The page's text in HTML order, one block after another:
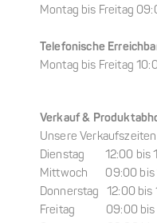
Montag bis Freitag
Telefonische
Montag bis Freitag
Verkauf &
Unsere
Dienstag 12:00 bis
Mittwoch 09:00 bis
Donnerstag 12:00 bis
Freitag 09:00 bis